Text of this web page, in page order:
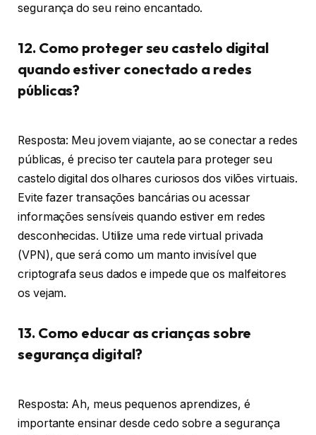
segurança do seu reino encantado.
12. Como proteger seu castelo digital
quando estiver conectado a redes
públicas?
Resposta: Meu jovem viajante, ao se conectar a redes
públicas, é preciso ter cautela para proteger seu
castelo digital dos olhares curiosos dos vilões virtuais.
Evite fazer transações bancárias ou acessar
informações sensíveis quando estiver em redes
desconhecidas. Utilize uma rede virtual privada
(VPN), que será como um manto invisível que
criptografa seus dados e impede que os malfeitores
os vejam.
13. Como educar as crianças sobre
segurança digital?
Resposta: Ah, meus pequenos aprendizes, é
importante ensinar desde cedo sobre a segurança